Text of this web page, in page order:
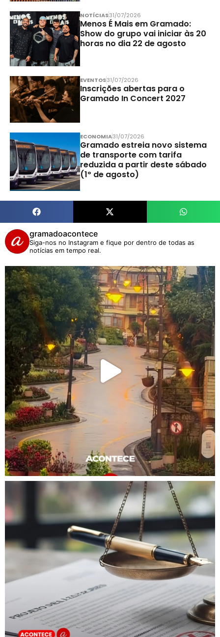
NOTÍCIAS31/07/2026
Menos É Mais em Gramado:
Show do grupo vai iniciar às 20
horas no dia 22 de agosto
EVENTOS31/07/2026
Inscrições abertas para o
Gramado In Concert 2027
ECONOMIA31/07/2026
Gramado estreia novo sistema
de transporte com tarifa
reduzida a partir deste sábado
(1º de agosto)
gramadoacontece
Siga-nos no Instagram e fique por dentro de todas as
notícias em tempo real.